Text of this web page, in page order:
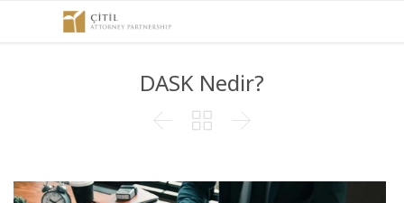
DASK Nedir?
  